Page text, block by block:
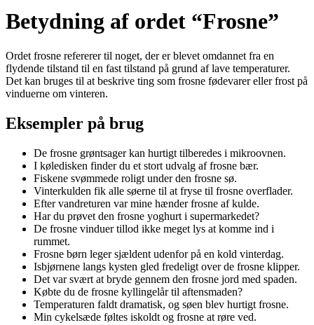
Betydning af ordet “Frosne”
Ordet frosne refererer til noget, der er blevet omdannet fra en
flydende tilstand til en fast tilstand på grund af lave temperaturer.
Det kan bruges til at beskrive ting som frosne fødevarer eller frost på
vinduerne om vinteren.
Eksempler på brug
De frosne grøntsager kan hurtigt tilberedes i mikroovnen.
I køledisken finder du et stort udvalg af frosne bær.
Fiskene svømmede roligt under den frosne sø.
Vinterkulden fik alle søerne til at fryse til frosne overflader.
Efter vandreturen var mine hænder frosne af kulde.
Har du prøvet den frosne yoghurt i supermarkedet?
De frosne vinduer tillod ikke meget lys at komme ind i
rummet.
Frosne børn leger sjældent udenfor på en kold vinterdag.
Isbjørnene langs kysten gled fredeligt over de frosne klipper.
Det var svært at bryde gennem den frosne jord med spaden.
Købte du de frosne kyllingelår til aftensmaden?
Temperaturen faldt dramatisk, og søen blev hurtigt frosne.
Min cykelsæde føltes iskoldt og frosne at røre ved.